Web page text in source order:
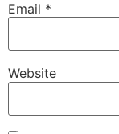
Email *
Website